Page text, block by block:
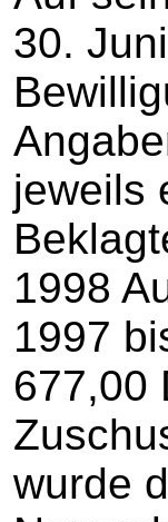
30.
jeweils
1998
1997
677,00
wurde